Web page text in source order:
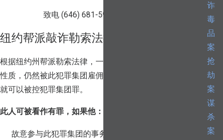
致电(646) 681-5997
纽约帮派敲诈勒索法律
根据纽约州帮派勒索法律，一个人明知一个犯罪集团的犯罪
性质，仍然被此犯罪集团雇佣、或者同此犯罪集团有联系，
就可以被控犯罪集团罪。
此人可被看作有罪，如果他：
故意参与此犯罪集团的事务
诈
毒
品
案
抢
劫
案
谋
杀
案